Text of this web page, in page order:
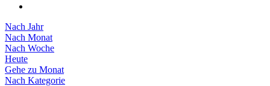
Nach Jahr
Nach Monat
Nach Woche
Heute
Gehe zu Monat
Nach Kategorie